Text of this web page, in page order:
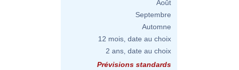
Août
Septembre
Automne
12 mois, date au choix
2 ans, date au choix
Prévisions standards